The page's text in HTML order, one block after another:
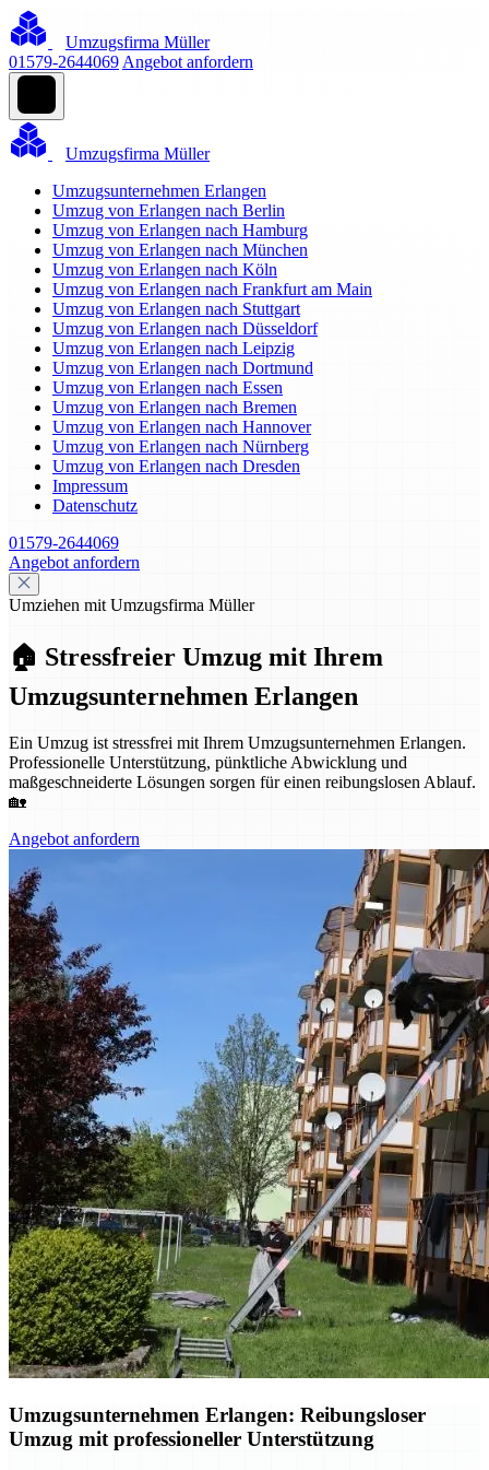
Umzugsfirma Müller
01579-2644069 Angebot anfordern
Umzugsfirma Müller
Umzugsunternehmen Erlangen
Umzug von Erlangen nach Berlin
Umzug von Erlangen nach Hamburg
Umzug von Erlangen nach München
Umzug von Erlangen nach Köln
Umzug von Erlangen nach Frankfurt am Main
Umzug von Erlangen nach Stuttgart
Umzug von Erlangen nach Düsseldorf
Umzug von Erlangen nach Leipzig
Umzug von Erlangen nach Dortmund
Umzug von Erlangen nach Essen
Umzug von Erlangen nach Bremen
Umzug von Erlangen nach Hannover
Umzug von Erlangen nach Nürnberg
Umzug von Erlangen nach Dresden
Impressum
Datenschutz
01579-2644069
Angebot anfordern
Umziehen mit Umzugsfirma Müller
🏠 Stressfreier Umzug mit Ihrem
Umzugsunternehmen Erlangen
Ein Umzug ist stressfrei mit Ihrem Umzugsunternehmen Erlangen.
Professionelle Unterstützung, pünktliche Abwicklung und
maßgeschneiderte Lösungen sorgen für einen reibungslosen Ablauf.
🏡
Angebot anfordern
Umzugsunternehmen Erlangen: Reibungsloser
Umzug mit professioneller Unterstützung